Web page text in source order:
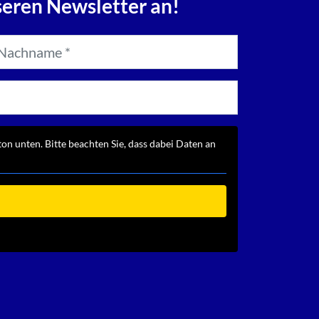
Newsletter an!
unten. Bitte beachten Sie, dass dabei Daten an